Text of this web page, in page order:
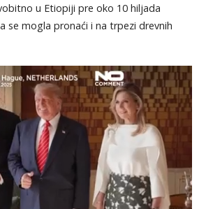
u Etiopiji pre oko 10 hiljada
se mogla pronaći i na trpezi drevnih